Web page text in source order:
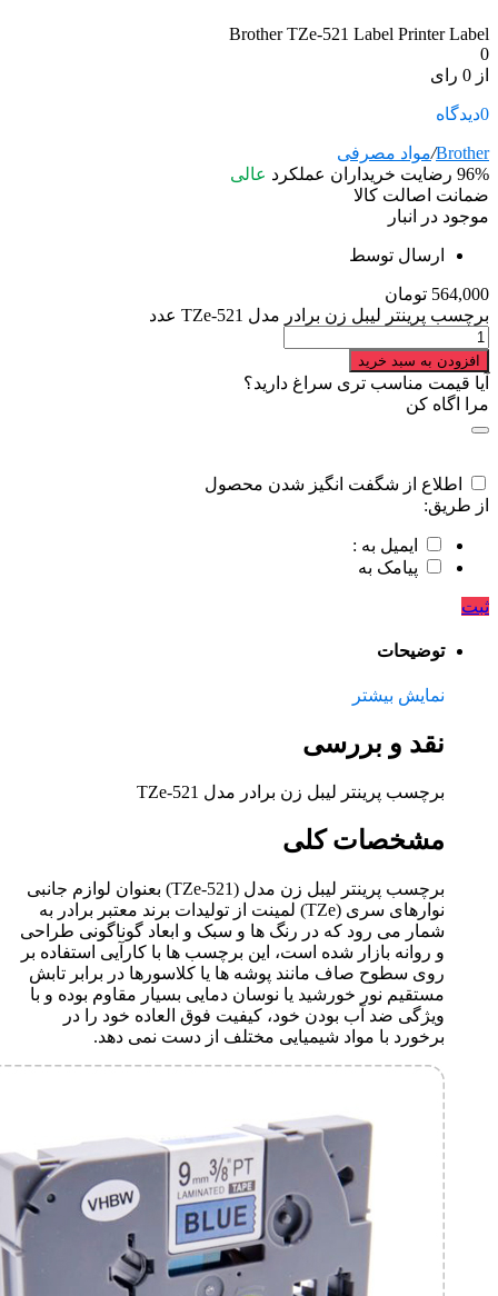
Brother TZe-521 Label Printer Label
0
از 0 رای
0دیدگاه
Brother
/مواد مصرفی
96% رضایت خریداران عملکرد عالی
ضمانت اصالت کالا
موجود در انبار
ارسال توسط
564,000 تومان
برچسب پرینتر لیبل زن برادر مدل TZe-521 عدد
افزودن به سبد خرید
آیا قیمت مناسب تری سراغ دارید؟
مرا اگاه کن
اطلاع از شگفت انگیز شدن محصول
از طریق:
ایمیل به :
پیامک به
ثبت
توضیحات
نمایش بیشتر
نقد و بررسی
برچسب پرینتر لیبل زن برادر مدل TZe-521
مشخصات کلی
برچسب پرینتر لیبل زن مدل (TZe-521) بعنوان لوازم جانبی
نوارهای سری (TZe) لمینت از تولیدات برند معتبر برادر به
شمار می رود که در رنگ ها و سبک و ابعاد گوناگونی طراحی
و روانه بازار شده است، این برچسب ها با کارآیی استفاده بر
روی سطوح صاف مانند پوشه ها یا کلاسورها در برابر تابش
مستقیم نور خورشید یا نوسان دمایی بسیار مقاوم بوده و با
ویژگی ضد آب بودن خود، کیفیت فوق العاده خود را در
برخورد با مواد شیمیایی مختلف از دست نمی دهد.